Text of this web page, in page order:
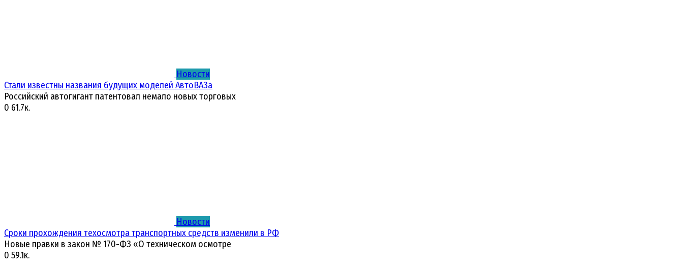
Новости
Стали известны названия будущих моделей АвтоВАЗа
Российский автогигант патентовал немало новых торговых
0 61.7к.
Новости
Сроки прохождения техосмотра транспортных средств изменили в РФ
Новые правки в закон № 170-ФЗ «О техническом осмотре
0 59.1к.